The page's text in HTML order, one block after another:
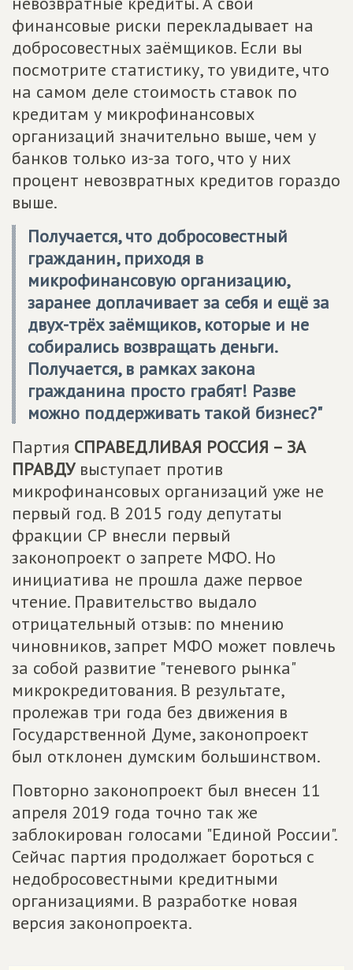
финансовые риски перекладывает на
добросовестных заёмщиков. Если вы
посмотрите статистику, то увидите, что
на самом деле стоимость ставок по
кредитам у микрофинансовых
организаций значительно выше, чем у
банков только из-за того, что у них
процент невозвратных кредитов гораздо
выше.
Получается, что добросовестный
гражданин, приходя в
микрофинансовую организацию,
заранее доплачивает за себя и ещё за
двух-трёх заёмщиков, которые и не
собирались возвращать деньги.
Получается, в рамках закона
гражданина просто грабят! Разве
можно поддерживать такой бизнес?"
Партия СПРАВЕДЛИВАЯ РОССИЯ – ЗА
ПРАВДУвыступает против
микрофинансовых организаций уже не
первый год. В 2015 году депутаты
фракции СР внесли первый
законопроект о запрете МФО. Но
инициатива не прошла даже первое
чтение. Правительство выдало
отрицательный отзыв: по мнению
чиновников, запрет МФО может повлечь
за собой развитие "теневого рынка"
микрокредитования. В результате,
пролежав три года без движения в
Государственной Думе, законопроект
был отклонен думским большинством.
Повторно законопроект был внесен 11
апреля 2019 года точно так же
заблокирован голосами "Единой России".
Сейчас партия продолжает бороться с
недобросовестными кредитными
организациями. В разработке новая
версия законопроекта.